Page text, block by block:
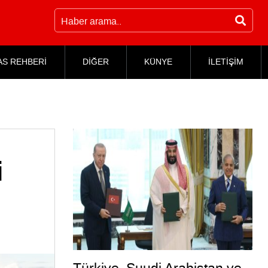
REHBERİ DİĞER KÜNYE İLETİŞİM